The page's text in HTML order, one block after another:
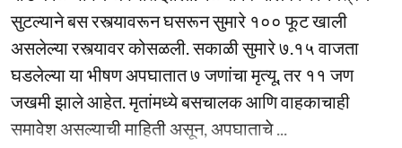
सुटल्याने बस रस्त्यावरून घसरून सुमारे १०० फूट खाली
असलेल्या रस्त्यावर कोसळली. सकाळी सुमारे ७.१५ वाजता
घडलेल्या या भीषण अपघातात ७ जणांचा मृत्यू, तर ११ जण
जखमी झाले आहेत. मृतांमध्ये बसचालक आणि वाहकाचाही
समावेश असल्याची माहिती असून, अपघाताचे ...